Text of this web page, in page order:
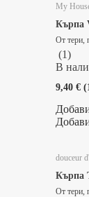
My
Кърпа
От тери,
(1)
В
9,40 €
douceur
Кърпа
От тери,